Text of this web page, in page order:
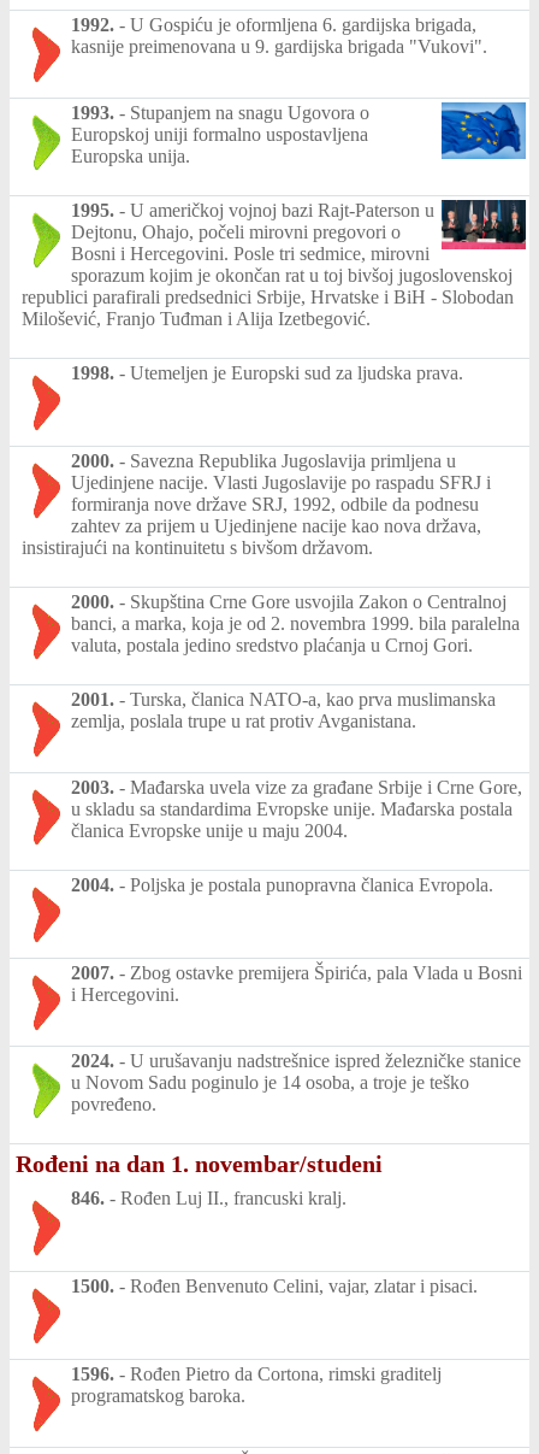
1992. - U Gospiću je oformljena 6. gardijska brigada,
kasnije preimenovana u 9. gardijska brigada "Vukovi".
1993. - Stupanjem na snagu Ugovora o
Europskoj uniji formalno uspostavljena
Europska unija.
1995. - U američkoj vojnoj bazi Rajt-Paterson u
Dejtonu, Ohajo, počeli mirovni pregovori o
Bosni i Hercegovini. Posle tri sedmice, mirovni
sporazum kojim je okončan rat u toj bivšoj jugoslovenskoj
republici parafirali predsednici Srbije, Hrvatske i BiH - Slobodan
Milošević, Franjo Tuđman i Alija Izetbegović.
1998. - Utemeljen je Europski sud za ljudska prava.
2000. - Savezna Republika Jugoslavija primljena u
Ujedinjene nacije. Vlasti Jugoslavije po raspadu SFRJ i
formiranja nove države SRJ, 1992, odbile da podnesu
zahtev za prijem u Ujedinjene nacije kao nova država,
insistirajući na kontinuitetu s bivšom državom.
2000. - Skupština Crne Gore usvojila Zakon o Centralnoj
banci, a marka, koja je od 2. novembra 1999. bila paralelna
valuta, postala jedino sredstvo plaćanja u Crnoj Gori.
2001. - Turska, članica NATO-a, kao prva muslimanska
zemlja, poslala trupe u rat protiv Avganistana.
2003. - Mađarska uvela vize za građane Srbije i Crne Gore,
u skladu sa standardima Evropske unije. Mađarska postala
članica Evropske unije u maju 2004.
2004. - Poljska je postala punopravna članica Evropola.
2007. - Zbog ostavke premijera Špirića, pala Vlada u Bosni
i Hercegovini.
2024. - U urušavanju nadstrešnice ispred železničke stanice
u Novom Sadu poginulo je 14 osoba, a troje je teško
povređeno.
Rođeni na dan 1. novembar/studeni
846. - Rođen Luj II., francuski kralj.
1500. - Rođen Benvenuto Celini, vajar, zlatar i pisaci.
1596. - Rođen Pietro da Cortona, rimski graditelj
programatskog baroka.